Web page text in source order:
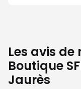
Les avis
Boutique
Jaurès